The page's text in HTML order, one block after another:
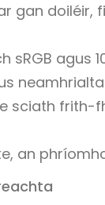
gan
agus
sciath
an